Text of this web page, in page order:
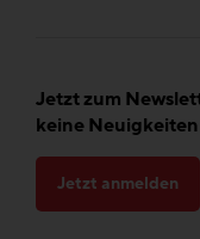
Jetzt zum
keine
Jetzt anmelden